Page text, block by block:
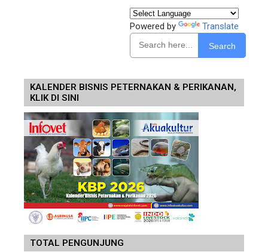
Powered by Translate
Search
KALENDER BISNIS PETERNAKAN & PERIKANAN,
KLIK DI SINI
TOTAL PENGUNJUNG